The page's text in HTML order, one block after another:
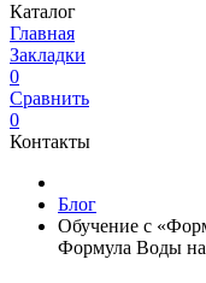
Каталог
Главная
Закладки
0
Сравнить
0
Контакты
Блог
Обучение с
Формула Воды на